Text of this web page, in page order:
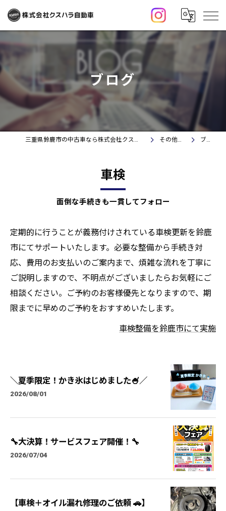
ブログ
三重県鈴鹿市の中古車なら株式会社クスハラ自動車 その他情報 ブログ
車検
面倒な手続きも一貫してフォロー
定期的に行うことが義務付けされている車検更新を鈴鹿
市にてサポートいたします。必要な整備から手続き対
応、費用のお支払いのご案内まで、煩雑な流れを丁寧に
ご説明しますので、不明点がございましたらお気軽にご
相談ください。ご予約のお客様優先となりますので、期
限までに早めのご予約をおすすめいたします。
車検整備を鈴鹿市にて実施
＼夏季限定！かき氷はじめました🍧／
2026/08/01
🔧大決算！サービスフェア開催！🔧
2026/07/04
【車検＋オイル漏れ修理のご依頼 🚗】